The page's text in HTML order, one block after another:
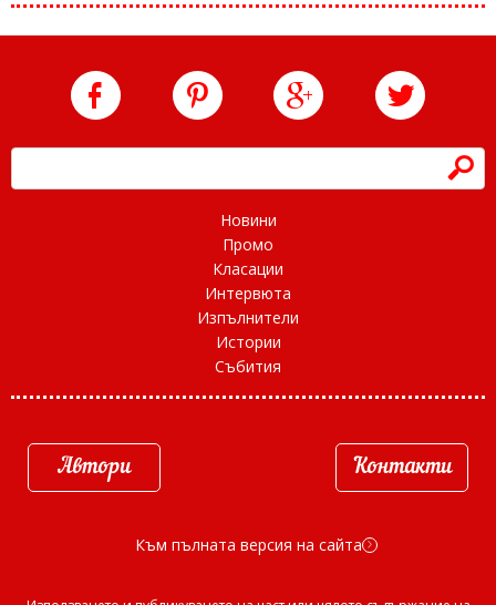
h
Новини
Промо
Класации
Интервюта
Изпълнители
Истории
Събития
Автори Контакти
Към пълната версия на сайта d